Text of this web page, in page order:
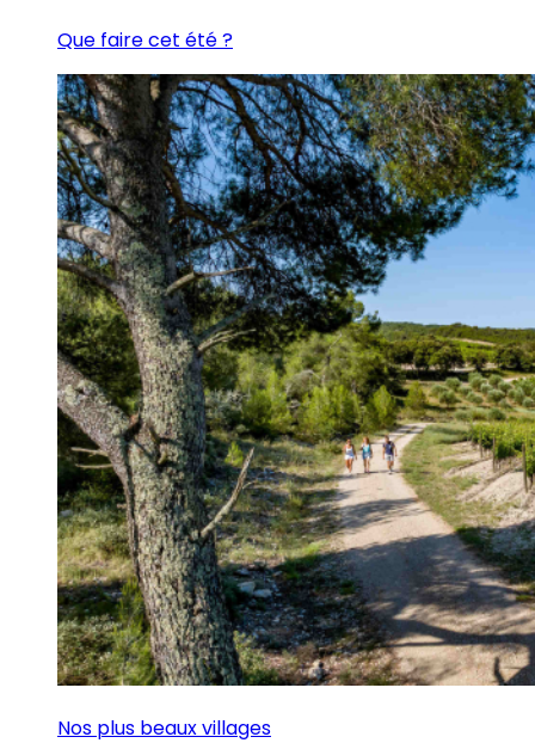
Que faire cet été ?
Nos plus beaux villages